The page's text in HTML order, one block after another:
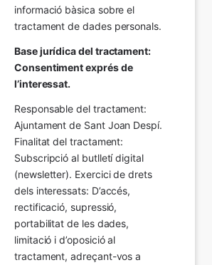
informació bàsica sobre el
tractament de dades personals.
Base jurídica del tractament:
Consentiment exprés de
l’interessat.
Responsable del tractament:
Ajuntament de Sant Joan Despí.
Finalitat del tractament:
Subscripció al butlletí digital
(newsletter). Exercici de drets
dels interessats: D’accés,
rectificació, supressió,
portabilitat de les dades,
limitació i d’oposició al
tractament, adreçant-vos a